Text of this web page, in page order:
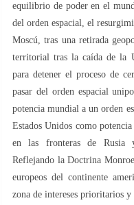
equilibrio de poder en el
del orden espacial, el
Moscú, tras una retirada
territorial tras la caída de la
para detener el proceso de
pasar del orden espacial
potencia mundial a un orden
Estados Unidos como
en las fronteras de Rusia
Reflejando la Doctrina
europeos del continente
zona de intereses prioritarios y